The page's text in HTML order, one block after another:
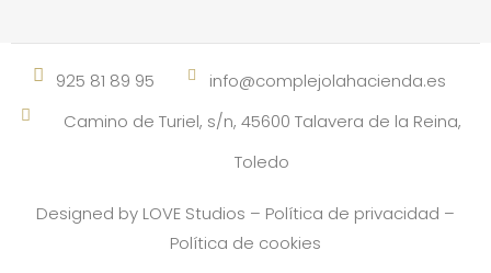
925 81 89 95
info@complejolahacienda.es
Camino de Turiel, s/n, 45600 Talavera de la Reina,
Toledo
Designed by LOVE Studios – Política de privacidad –
Política de cookies